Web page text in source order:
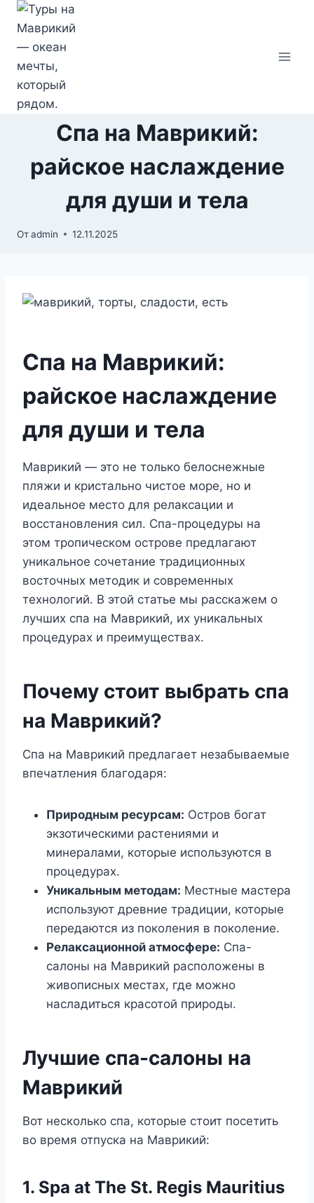
Перейти
содержимому
Спа на Маврикий:
райское наслаждение
для души и тела
Отadmin 12.11.2025
Спа на Маврикий:
райское наслаждение
для души и тела
Маврикий — это не только белоснежные
пляжи и кристально чистое море, но и
идеальное место для релаксации и
восстановления сил. Спа-процедуры на
этом тропическом острове предлагают
уникальное сочетание традиционных
восточных методик и современных
технологий. В этой статье мы расскажем о
лучших спа на Маврикий, их уникальных
процедурах и преимуществах.
Почему стоит выбрать спа
на Маврикий?
Спа на Маврикий предлагает незабываемые
впечатления благодаря:
Природным ресурсам: Остров богат
экзотическими растениями и
минералами, которые используются в
процедурах.
Уникальным методам: Местные мастера
используют древние традиции, которые
передаются из поколения в поколение.
Релаксационной атмосфере: Спа-
салоны на Маврикий расположены в
живописных местах, где можно
насладиться красотой природы.
Лучшие спа-салоны на
Маврикий
Вот несколько спа, которые стоит посетить
во время отпуска на Маврикий:
1. Spa at The St. Regis Mauritius